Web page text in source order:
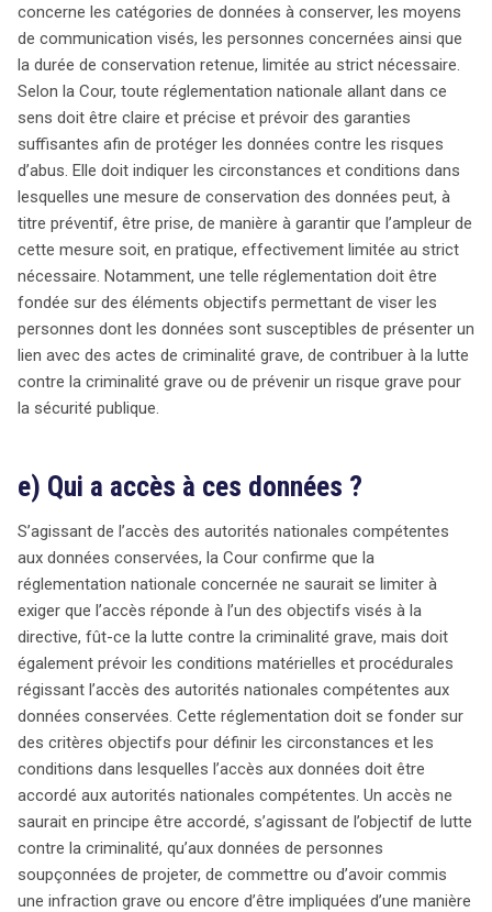
concerne les catégories de données à conserver, les moyens
de communication visés, les personnes concernées ainsi que
la durée de conservation retenue, limitée au strict nécessaire.
Selon la Cour, toute réglementation nationale allant dans ce
sens doit être claire et précise et prévoir des garanties
suffisantes afin de protéger les données contre les risques
d’abus. Elle doit indiquer les circonstances et conditions dans
lesquelles une mesure de conservation des données peut, à
titre préventif, être prise, de manière à garantir que l’ampleur de
cette mesure soit, en pratique, effectivement limitée au strict
nécessaire. Notamment, une telle réglementation doit être
fondée sur des éléments objectifs permettant de viser les
personnes dont les données sont susceptibles de présenter un
lien avec des actes de criminalité grave, de contribuer à la lutte
contre la criminalité grave ou de prévenir un risque grave pour
la sécurité publique.
e) Qui a accès à ces données ?
S’agissant de l’accès des autorités nationales compétentes
aux données conservées, la Cour confirme que la
réglementation nationale concernée ne saurait se limiter à
exiger que l’accès réponde à l’un des objectifs visés à la
directive, fût-ce la lutte contre la criminalité grave, mais doit
également prévoir les conditions matérielles et procédurales
régissant l’accès des autorités nationales compétentes aux
données conservées. Cette réglementation doit se fonder sur
des critères objectifs pour définir les circonstances et les
conditions dans lesquelles l’accès aux données doit être
accordé aux autorités nationales compétentes. Un accès ne
saurait en principe être accordé, s’agissant de l’objectif de lutte
contre la criminalité, qu’aux données de personnes
soupçonnées de projeter, de commettre ou d’avoir commis
une infraction grave ou encore d’être impliquées d’une manière